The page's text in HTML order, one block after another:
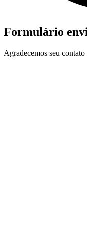
Formulário
Agradecemos seu contato